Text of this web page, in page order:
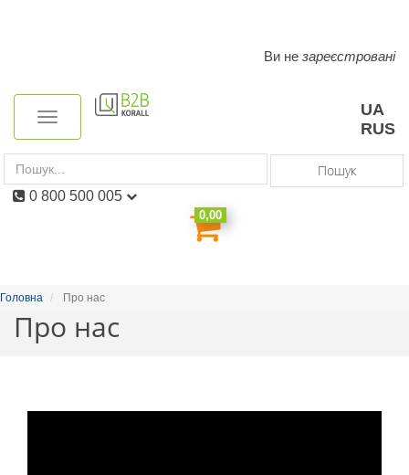
navigation
Toggle
UA
RUS
Пошук
0,00
Ви не зареєстровані
0 800 500 005
Головна Про нас
Про нас